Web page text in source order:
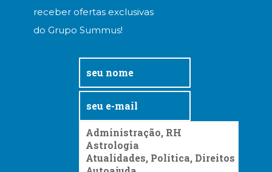
receber ofertas exclusivas
do Grupo Summus!